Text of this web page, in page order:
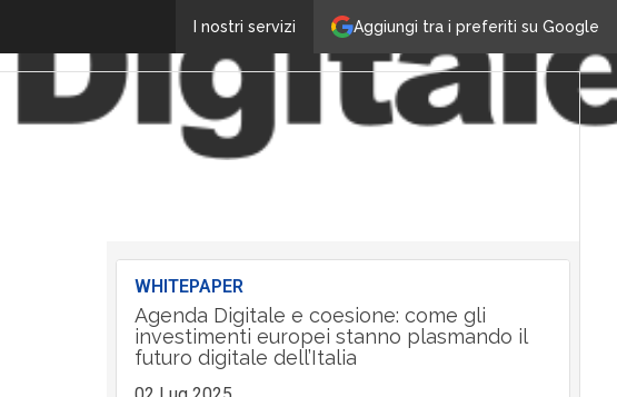
Aggiungi tra i preferiti su Google
I nostri servizi
WHITEPAPER
Agenda Digitale e coesione: come gli
investimenti europei stanno plasmando il
futuro digitale dell’Italia